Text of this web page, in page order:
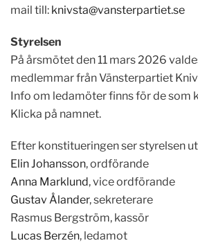
mail till: knivsta@vansterpartiet.se
Styrelsen
På årsmötet den 11 mars 2026
medlemmar från Vänsterpartiet
Info om ledamöter finns för de som
Klicka på namnet.
Efter konstitueringen ser styrelsen
Elin Johansson, ordförande
Anna Marklund, vice ordförande
Gustav Ålander, sekreterare
Rasmus Bergström, kassör
Lucas Berzén, ledamot